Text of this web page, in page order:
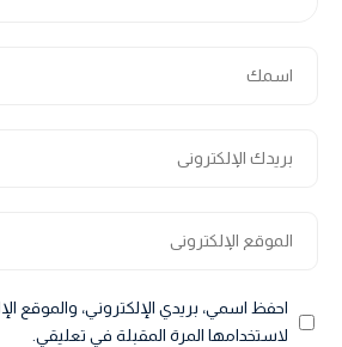
احفظ اسمي، بريدي الإلكتروني، والموقع
لاستخدامها المرة المقبلة في تعليقي.